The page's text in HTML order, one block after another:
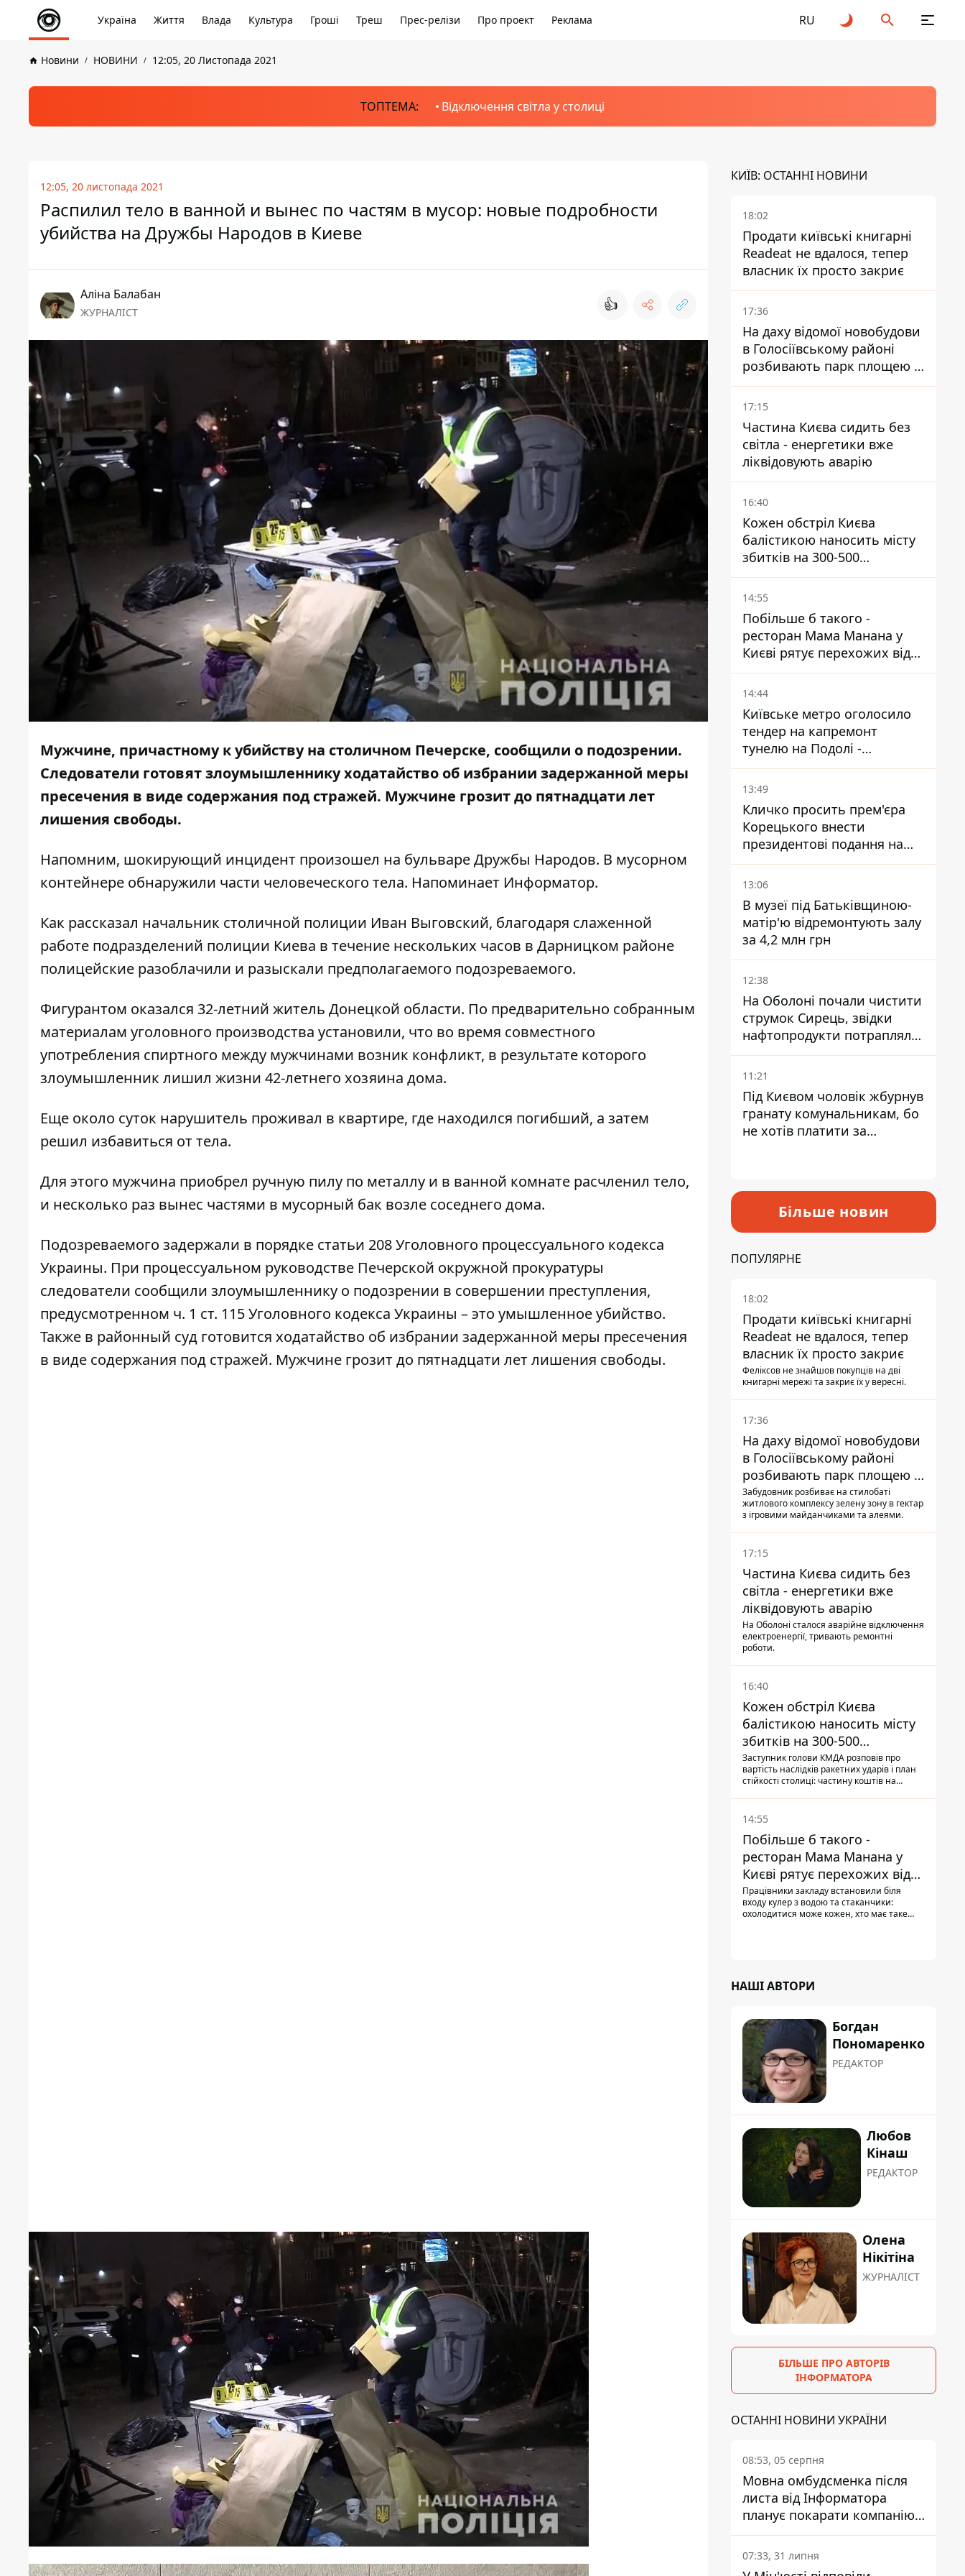
Україна Життя Влада Культура Гроші Треш Прес-релізи Про проект Реклама RU
Новини НОВИНИ 12:05, 20 Листопада 2021
ТОПТЕМА: Відключення світла у столиці
12:05, 20 листопада 2021
Распилил тело в ванной и вынес по частям в мусор: новые подробности
убийства на Дружбы Народов в Киеве
Аліна Балабан
ЖУРНАЛІСТ 👍
Мужчине, причастному к убийству на столичном Печерске, сообщили о подозрении.
Следователи готовят злоумышленнику ходатайство об избрании задержанной меры
пресечения в виде содержания под стражей. Мужчине грозит до пятнадцати лет
лишения свободы.
Напомним, шокирующий инцидент произошел на бульваре Дружбы Народов. В мусорном
контейнере обнаружили части человеческого тела. Напоминает Информатор.
Как рассказал начальник столичной полиции Иван Выговский, благодаря слаженной
работе подразделений полиции Киева в течение нескольких часов в Дарницком районе
полицейские разоблачили и разыскали предполагаемого подозреваемого.
Фигурантом оказался 32-летний житель Донецкой области. По предварительно собранным
материалам уголовного производства установили, что во время совместного
употребления спиртного между мужчинами возник конфликт, в результате которого
злоумышленник лишил жизни 42-летнего хозяина дома.
Еще около суток нарушитель проживал в квартире, где находился погибший, а затем
решил избавиться от тела.
Для этого мужчина приобрел ручную пилу по металлу и в ванной комнате расчленил тело,
и несколько раз вынес частями в мусорный бак возле соседнего дома.
Подозреваемого задержали в порядке статьи 208 Уголовного процессуального кодекса
Украины. При процессуальном руководстве Печерской окружной прокуратуры
следователи сообщили злоумышленнику о подозрении в совершении преступления,
предусмотренном ч. 1 ст. 115 Уголовного кодекса Украины – это умышленное убийство.
Также в районный суд готовится ходатайство об избрании задержанной меры пресечения
в виде содержания под стражей. Мужчине грозит до пятнадцати лет лишения свободы.
КИЇВ: ОСТАННІ НОВИНИ
18:02
Продати київські книгарні
Readeat не вдалося, тепер
власник їх просто закриє
17:36
На даху відомої новобудови
в Голосіївському районі
розбивають парк площею в
гектар
17:15
Частина Києва сидить без
світла - енергетики вже
ліквідовують аварію
16:40
Кожен обстріл Києва
балістикою наносить місту
збитків на 300-500
мільйонів - Петро
Пантелеєв
14:55
Побільше б такого -
ресторан Мама Манана у
Києві рятує перехожих від
спеки
14:44
Київське метро оголосило
тендер на капремонт
тунелю на Подолі -
триватиме майже два роки
13:49
Кличко просить прем'єра
Корецького внести
президентові подання на
звільнення володаря
Троєщини Бахматова
13:06
В музеї під Батьківщиною-
матір'ю відремонтують залу
за 4,2 млн грн
12:38
На Оболоні почали чистити
струмок Сирець, звідки
нафтопродукти потрапляли
до озер
11:21
Під Києвом чоловік жбурнув
гранату комунальникам, бо
не хотів платити за
Більше новин
ПОПУЛЯРНЕ
18:02
Продати київські книгарні
Readeat не вдалося, тепер
власник їх просто закриє
Феліксов не знайшов покупців на дві
книгарні мережі та закриє їх у вересні.
17:36
На даху відомої новобудови
в Голосіївському районі
розбивають парк площею в
гектар
Забудовник розбиває на стилобаті
житлового комплексу зелену зону в гектар
з ігровими майданчиками та алеями.
17:15
Частина Києва сидить без
світла - енергетики вже
ліквідовують аварію
На Оболоні сталося аварійне відключення
електроенергії, тривають ремонтні
роботи.
16:40
Кожен обстріл Києва
балістикою наносить місту
збитків на 300-500
мільйонів - Петро
Пантелеєв
Заступник голови КМДА розповів про
вартість наслідків ракетних ударів і план
стійкості столиці: частину коштів на
більше коштів
14:55
Побільше б такого -
ресторан Мама Манана у
Києві рятує перехожих від
спеки
Працівники закладу встановили біля
входу кулер з водою та стаканчики:
охолодитися може кожен, хто має таке
НАШІ АВТОРИ
Богдан
Пономаренко
РЕДАКТОР
Любов
Кінаш
РЕДАКТОР
Олена
Нікітіна
ЖУРНАЛІСТ
БІЛЬШЕ ПРО АВТОРІВ
ІНФОРМАТОРА
ОСТАННІ НОВИНИ УКРАЇНИ
08:53, 05 серпня
Мовна омбудсменка після
листа від Інформатора
планує покарати компанію-
підрядника ПриватБанку
07:33, 31 липня